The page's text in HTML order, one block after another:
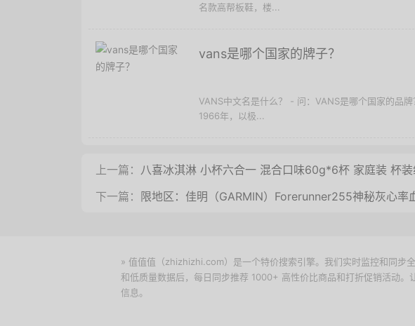
名款高帮板鞋，楼...
vans是哪个国家的牌子？
VANS中文名是什么？ - 问：VANS是哪个国家的品
1966年，以极...
上一篇： 八喜冰淇淋 小杯六合一 混合口味60g*6杯 家庭装 杯
下一篇： 限地区：佳明（GARMIN）Forerunner255神秘灰心率
» 值值值（zhizhizhi.com）是一个特价搜索引擎。我们实时监控和同步
和低质量数据后，每日同步推荐 1000+ 高性价比商品和打折促销活动。
信息。